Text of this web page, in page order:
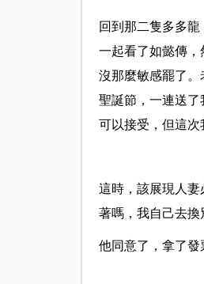
回到那二隻多多
一起看了如懿傳
沒那麼敏感罷了
聖誕節，一連送
可以接受，但這
這時，該展現人
著嗎，我自己去換
他同意了，拿了發